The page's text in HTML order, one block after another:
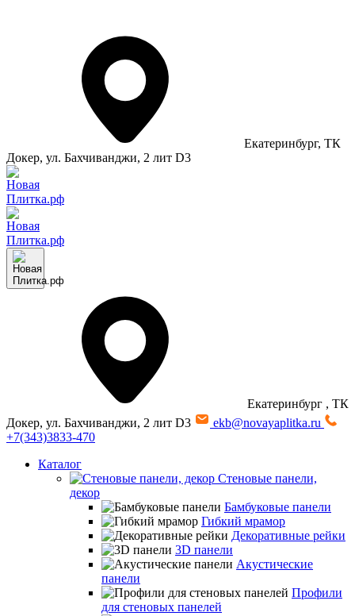
Екатеринбург, ТК
Докер, ул. Бахчиванджи, 2 лит D3
Екатеринбург , ТК
Докер, ул. Бахчиванджи, 2 лит D3
ekb@novayaplitka.ru
+7(343)3833-470
Каталог
Стеновые панели,
декор
Бамбуковые панели
Гибкий мрамор
Декоративные рейки
3D панели
Акустические
панели
Профили
для стеновых панелей